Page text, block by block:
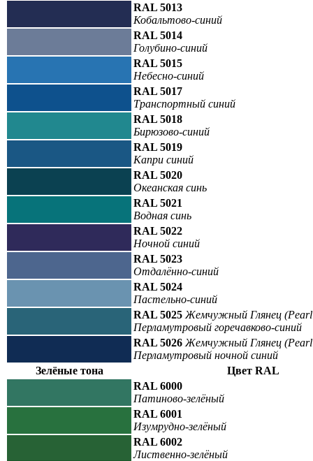
RAL 5013
Кобальтово-синий
RAL 5014
Голубино-синий
RAL 5015
Небесно-синий
RAL 5017
Транспортный синий
RAL 5018
Бирюзово-синий
RAL 5019
Капри синий
RAL 5020
Океанская синь
RAL 5021
Водная синь
RAL 5022
Ночной синий
RAL 5023
Отдалённо-синий
RAL 5024
Пастельно-синий
RAL 5025 Жемчужный Глянец (Pearl
Перламутровый горечавково-синий
RAL 5026 Жемчужный Глянец (Pearl
Перламутровый ночной синий
Зелёные тона
Цвет RAL
RAL 6000
Патиново-зелёный
RAL 6001
Изумрудно-зелёный
RAL 6002
Лиственно-зелёный